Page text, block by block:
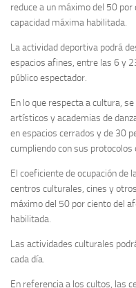
reduce a un máximo del 50
capacidad máxima habilitada.
La actividad deportiva podrá
espacios afines, entre las 6 y
público espectador.
En lo que respecta a cultura,
artísticos y academias de
en espacios cerrados y de 30
cumpliendo con sus
El coeficiente de ocupación de
centros culturales, cines y
máximo del 50 por ciento del
habilitada.
Las actividades culturales
cada día.
En referencia a los cultos, las